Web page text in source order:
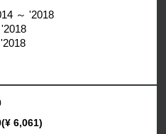
～ '2018
6,061)